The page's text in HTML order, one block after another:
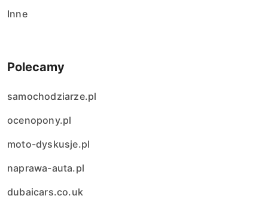
Inne
Polecamy
samochodziarze.pl
ocenopony.pl
moto-dyskusje.pl
naprawa-auta.pl
dubaicars.co.uk